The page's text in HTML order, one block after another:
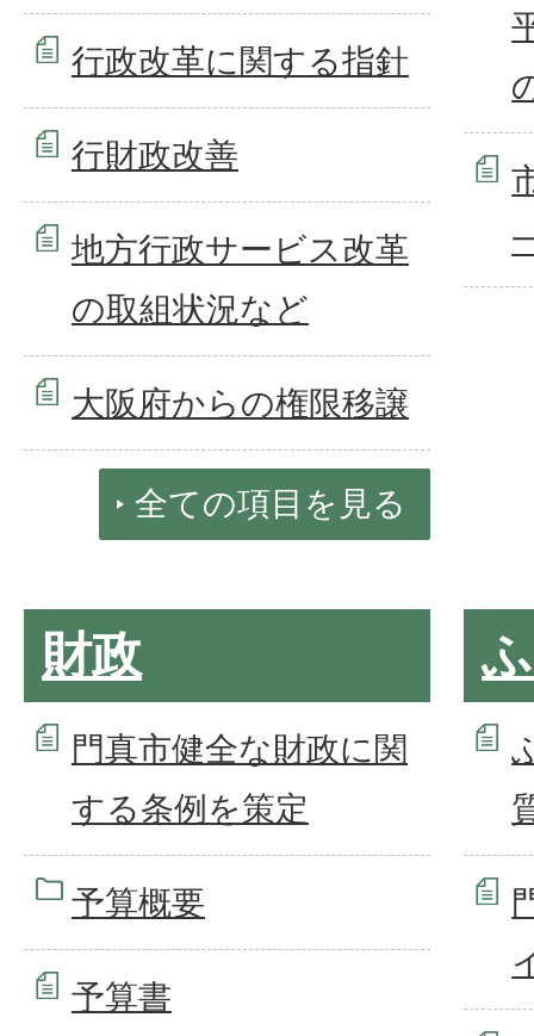
行政改革に関する指針
行財政改善
地方行政サービス改革
の取組状況など
大阪府からの権限移譲
全ての項目を見る
財政
門真市健全な財政に関
する条例を策定
予算概要
予算書